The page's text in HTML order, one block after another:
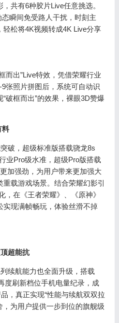
共有6种胶片Live任意挑选。
瞬间免受路人干扰，时刻主
松将4K视频转成4K Live分享
而出”Live特效，凭借荣耀行业
张照片拼图后，系统可自动识
破框而出”的效果，裸眼3D赞爆
料
破，超级标准版搭载骁龙8s
业Pro级水准，超级Pro版搭载
加强劲，为用户带来更加强大
载游戏场景。结合荣耀幻影引
，在《王者荣耀》、《原神》
实现满帧畅玩，体验丝滑不掉
超能抗
续航能力也全面升级，搭载
度刷新档位手机电量纪录，成
，真正实现“性能与续航双双拉
，为用户提供一步到位的旗舰级